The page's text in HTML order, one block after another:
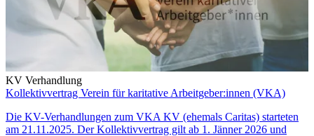
KV Verhandlung
Kollektivvertrag Verein für karitative Arbeitgeber:innen (VKA)
Die KV-Verhandlungen zum VKA KV (ehemals Caritas) starteten
am 21.11.2025. Der Kollektivvertrag gilt ab 1. Jänner 2026 und